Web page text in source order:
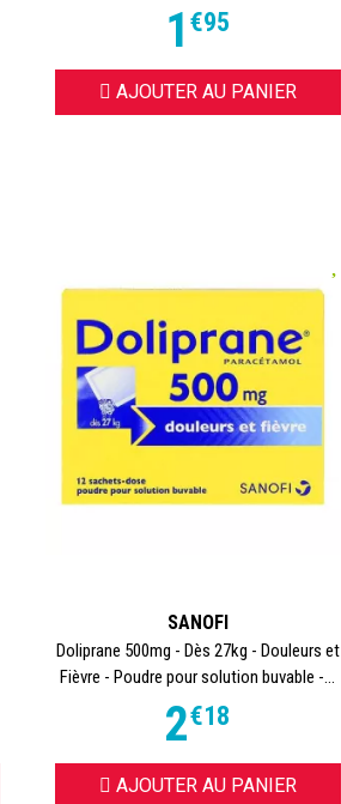
1 €95
AJOUTER AU PANIER
SANOFI
Doliprane 500mg - Dès 27kg - Douleurs et
Fièvre - Poudre pour solution buvable -...
2€18
AJOUTER AU PANIER